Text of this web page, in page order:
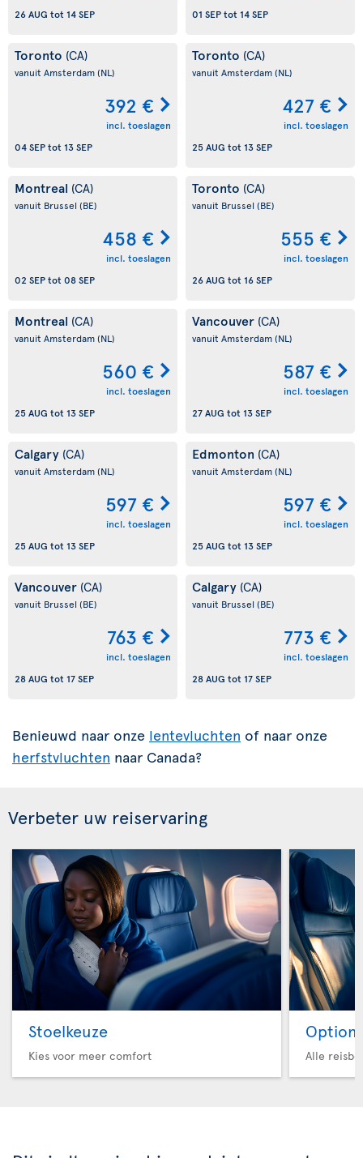
26 AUG tot 14 SEP
01 SEPtot 14 SEP
Toronto (CA)
vanuit Amsterdam(NL)
392 €
incl. toeslagen
04 SEPtot 13 SEP
Toronto (CA)
vanuit Amsterdam(NL)
427 €
incl. toeslagen
25 AUG tot 13 SEP
Montreal (CA)
vanuit Brussel (BE)
458 €
incl. toeslagen
02 SEPtot 08 SEP
Toronto (CA)
vanuit Brussel (BE)
555 €
incl. toeslagen
26 AUG tot 16 SEP
Montreal (CA)
vanuit Amsterdam(NL)
560 €
incl. toeslagen
25 AUG tot 13 SEP
Vancouver (CA)
vanuit Amsterdam(NL)
587 €
incl. toeslagen
27 AUG tot 13 SEP
Calgary (CA)
vanuit Amsterdam(NL)
597 €
incl. toeslagen
25 AUG tot 13 SEP
Edmonton (CA)
vanuit Amsterdam(NL)
597 €
incl. toeslagen
25 AUG tot 13 SEP
Vancouver (CA)
vanuit Brussel (BE)
763 €
incl. toeslagen
28 AUG tot 17 SEP
Calgary (CA)
vanuit Brussel (BE)
773 €
incl. toeslagen
28 AUG tot 17 SEP
Benieuwd naar onze lentevluchten of naar onze
herfstvluchten naar Canada?
Verbeter uw reiservaring
Stoelkeuze
Kies voor meer comfort
Option
Alle